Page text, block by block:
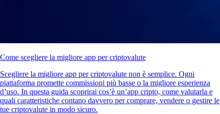
Come scegliere la migliore app per criptovalute
Scegliere la migliore app per criptovalute non è semplice. Ogni
piattaforma promette commissioni più basse o la migliore esperienza
d’uso. In questa guida scoprirai cos’è un’app cripto, come valutarla e
quali caratteristiche contano davvero per comprare, vendere o gestire le
tue criptovalute in modo sicuro.